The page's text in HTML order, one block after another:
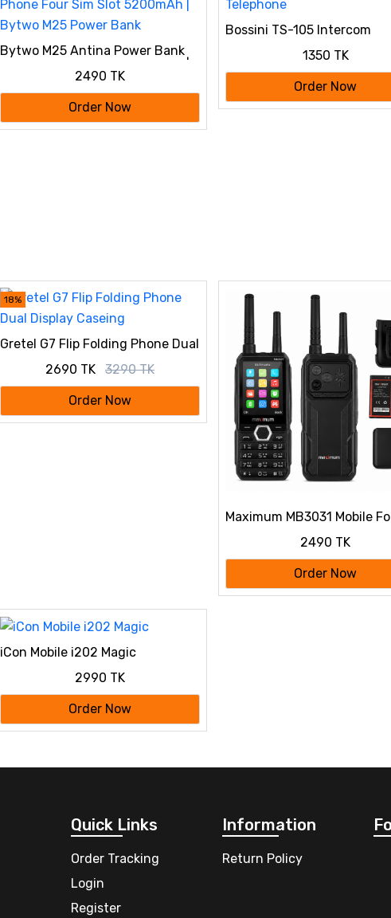
Bytwo M25 Antina Power Bank
Phone Four Sim Slot 5200mAh |
Bytwo M25 Power Bank
2490 TK
Order Now
Bossini TS-105 Intercom
1350 TK
Order Now
18%
Gretel G7 Flip Folding Phone Dual
2690 TK 3290 TK
Order Now
Maximum MB3031 Mobile
2490 TK
Order Now
iCon Mobile i202 Magic
2990 TK
Order Now
Quick Links
Order Tracking
Login
Register
Information
Return Policy